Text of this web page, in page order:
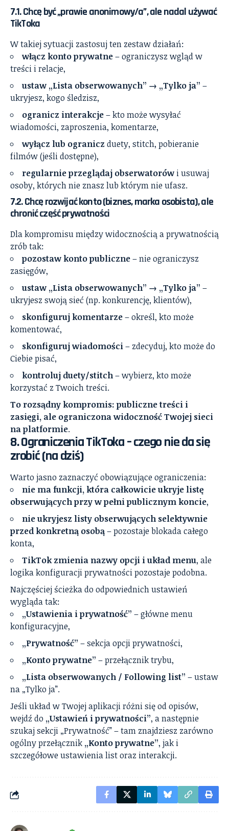
7.1. Chcę być „prawie anonimowy/a”, ale nadal używać
TikToka
W takiej sytuacji zastosuj ten zestaw działań:
włącz konto prywatne– ograniczysz wgląd w
treści i relacje,
ustaw „Lista obserwowanych” → „Tylko ja” –
ukryjesz, kogo śledzisz,
ogranicz interakcje– kto może wysyłać
wiadomości, zaproszenia, komentarze,
wyłącz lub ogranicz duety, stitch, pobieranie
filmów (jeśli dostępne),
regularnie przeglądaj obserwatorów i usuwaj
osoby, których nie znasz lub którym nie ufasz.
7.2. Chcę rozwijać konto (biznes, marka osobista), ale
chronić część prywatności
Dla kompromisu między widocznością a prywatnością
zrób tak:
pozostaw konto publiczne– nie ograniczysz
zasięgów,
ustaw „Lista obserwowanych” → „Tylko ja” –
ukryjesz swoją sieć (np. konkurencję, klientów),
skonfiguruj komentarze– określ, kto może
komentować,
skonfiguruj wiadomości– zdecyduj, kto może do
Ciebie pisać,
kontroluj duety/stitch– wybierz, kto może
korzystać z Twoich treści.
To rozsądny kompromis: publiczne treści i
zasięgi, ale ograniczona widoczność Twojej sieci
na platformie.
8. Ograniczenia TikToka – czego nie da się
zrobić (na dziś)
Warto jasno zaznaczyć obowiązujące ograniczenia:
nie ma funkcji, która całkowicie ukryje listę
obserwujących przy w pełni publicznym koncie,
nie ukryjesz listy obserwujących selektywnie
przed konkretną osobą– pozostaje blokada całego
konta,
TikTok zmienia nazwy opcji i układ menu, ale
logika konfiguracji prywatności pozostaje podobna.
Najczęściej ścieżka do odpowiednich ustawień
wygląda tak:
„Ustawienia i prywatność” – główne menu
konfiguracyjne,
„Prywatność” – sekcja opcji prywatności,
„Konto prywatne” – przełącznik trybu,
„Lista obserwowanych / Following list” – ustaw
na „Tylko ja”.
Jeśli układ w Twojej aplikacji różni się od opisów,
wejdź do „Ustawień i prywatności”, a następnie
szukaj sekcji „Prywatność” – tam znajdziesz zarówno
ogólny przełącznik „Konto prywatne”, jak i
szczegółowe ustawienia list oraz interakcji.